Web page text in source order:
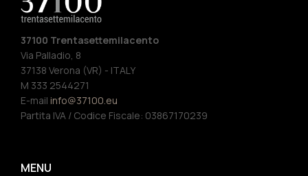
37100 Trentasettemilacento
Via Palladio, 8
37138 Verona (VR) - ITALY
M 333 2544271
E-mail info@37100.eu
Partita IVA / Codice Fiscale: 03867170239
MENU